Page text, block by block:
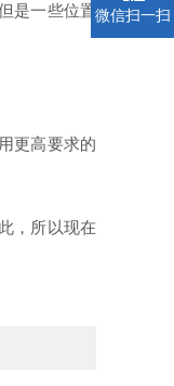
是一些位置
更高要求的
，所以现在
微信扫一扫